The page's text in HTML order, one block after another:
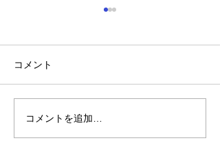
コメント
コメントを追加…